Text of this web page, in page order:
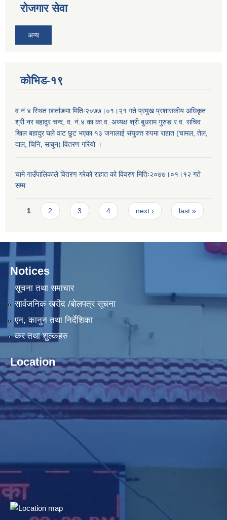
रोजगार सेवा
अन्य
कोभिड-१९
व.नं.४ स्थित छार्ताङमा मितिः२०७७।०१।२१ गते प्रमुख प्रशासकीय अधिकृत
श्री नर बहादुर चन्द, व. नं.४ का का.व. अध्यक्ष श्री बुधराम गुरुङ र व. सचिव
खिल बहादुर घले वाट छुट भएका १३ जनालाई संयुक्त्त रुपमा राहात (चामल, तेल,
दाल, चिनि, साबुन) वितरण गरियो ।
चामे गाउँपालिकाले वितरण गरेको राहात को विवरण मितिः२०७७।०१।१२ गते
सम्म
Pages
1 2 3 4 next › last »
Notices
सूचना तथा समाचार
सार्वजनिक खरीद /बोलपत्र सूचना
एन, कानुन तथा निर्देशिका
कर तथा शुल्कहरु
Location